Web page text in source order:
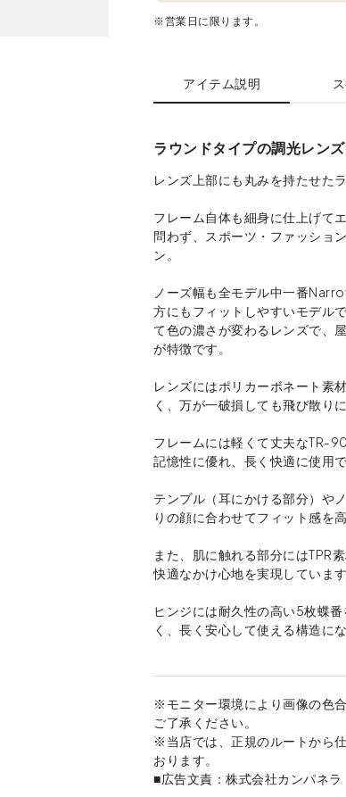
※営業日に限ります。
アイテム説明
ラウンドタイプの調光レン
レンズ上部にも丸みを持たせた
フレーム自体も細身に仕上げて
問わず、スポーツ・ファッショ
ン。
ノーズ幅も全モデル中一番
方にもフィットしやすいモデル
て色の濃さが変わるレンズで、
が特徴です。
レンズにはポリカーボネート素
く、万が一破損しても飛び散り
フレームには軽くて丈夫なTR-
記憶性に優れ、長く快適に使用で
テンプル（耳にかける部分）や
りの顔に合わせてフィット感を
また、肌に触れる部分にはTPR
快適なかけ心地を実現しています
ヒンジには耐久性の高い5枚蝶
く、長く安心して使える構造に
※モニター環境により画像の色
ご了承ください。
※当店では、正規のルートから
おります。
■広告文責：株式会社カンパネラ